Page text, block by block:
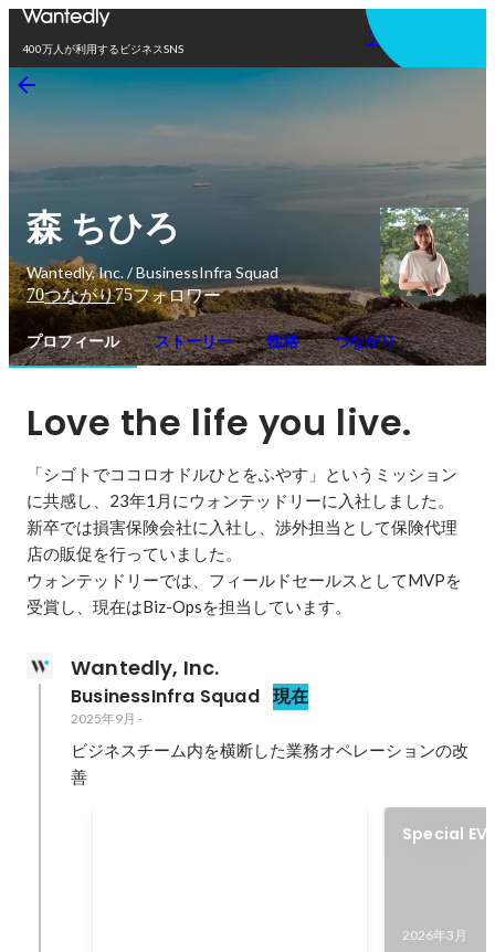
400万人が利用するビジネスSNS
アプリを使う
森 ちひろ
Wantedly, Inc. / BusinessInfra Squad
70つながり75フォロワー
プロフィール ストーリー 性格 つながり
Love the life you live.
「シゴトでココロオドルひとをふやす」というミッション
に共感し、23年1月にウォンテッドリーに入社しました。
新卒では損害保険会社に入社し、渉外担当として保険代理
店の販促を行っていました。
ウォンテッドリーでは、フィールドセールスとしてMVPを
受賞し、現在はBiz-Opsを担当しています。
Wantedly, Inc.
BusinessInfra Squad 現在
2025年9月 -
ビジネスチーム内を横断した業務オペレーションの改
善
Special
を選ぶとは
2026年3月